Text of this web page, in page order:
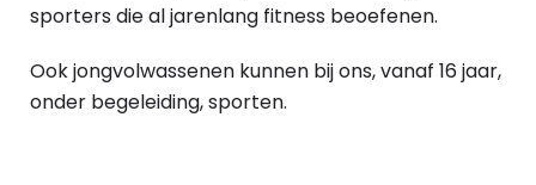
sporters die al jarenlang fitness beoefenen.
Ook jongvolwassenen kunnen bij ons, vanaf 16 jaar,
onder begeleiding, sporten.